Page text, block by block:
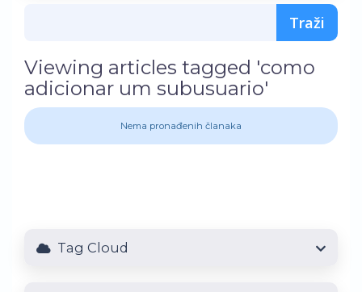
Viewing articles tagged 'como
adicionar um subusuario'
Nema pronađenih članaka
Tag Cloud